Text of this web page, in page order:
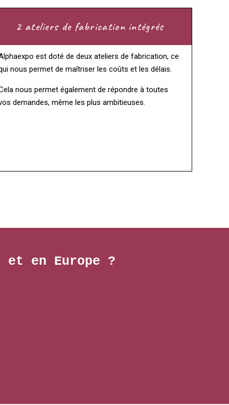
2 ateliers de fabrication intégrés
est doté de deux ateliers de fabrication, ce
nous permet de maîtriser les coûts et les délais.
nous permet également de répondre à toutes
demandes, même les plus ambitieuses.
en Europe ?